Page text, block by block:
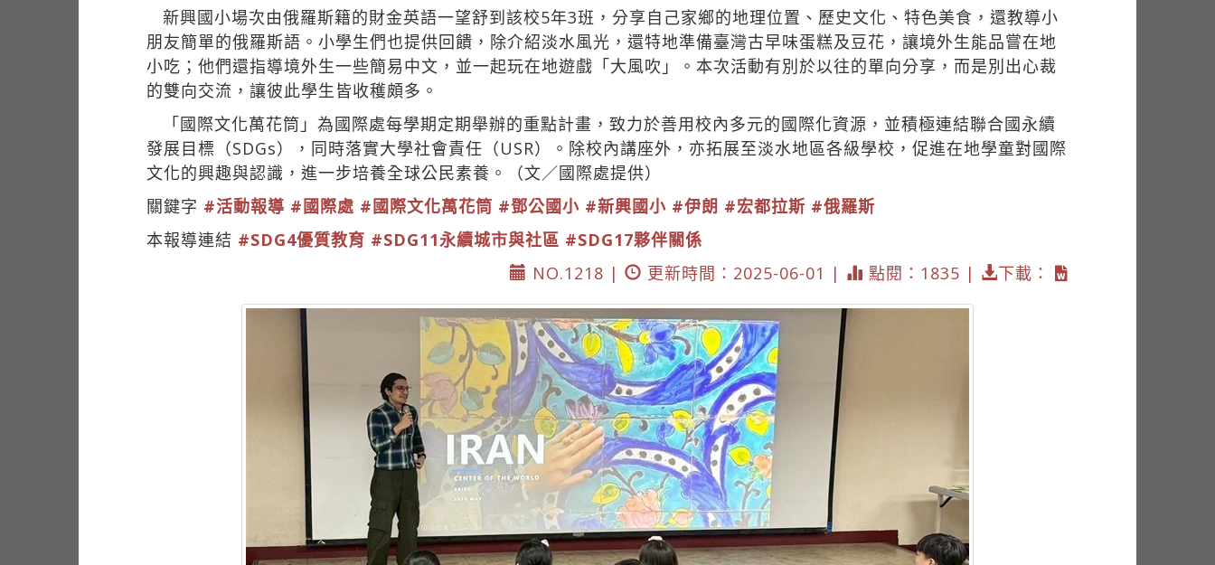
新興國小場次由俄羅斯籍的財金英語一望舒到該校5年3班，分享自己家鄉的地理位置、歷史文化、特色美食，還教導小
朋友簡單的俄羅斯語。小學生們也提供回饋，除介紹淡水風光，還特地準備臺灣古早味蛋糕及豆花，讓境外生能品嘗在地
小吃；他們還指導境外生一些簡易中文，並一起玩在地遊戲「大風吹」。本次活動有別於以往的單向分享，而是別出心裁
的雙向交流，讓彼此學生皆收穫頗多。
「國際文化萬花筒」為國際處每學期定期舉辦的重點計畫，致力於善用校內多元的國際化資源，並積極連結聯合國永續
發展目標（SDGs），同時落實大學社會責任（USR）。除校內講座外，亦拓展至淡水地區各級學校，促進在地學童對國際
文化的興趣與認識，進一步培養全球公民素養。（文／國際處提供）
關鍵字 #活動報導 #國際處 #國際文化萬花筒 #鄧公國小 #新興國小 #伊朗 #宏都拉斯 #俄羅斯
本報導連結 #SDG4優質教育 #SDG11永續城市與社區 #SDG17夥伴關係
NO.1218 |
更新時間：2025-06-01 | 點閱：1835 | 下載：